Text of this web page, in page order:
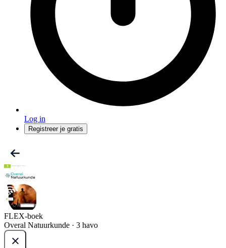
Log in
Registreer je gratis
FLEX-boek
Overal Natuurkunde · 3 havo